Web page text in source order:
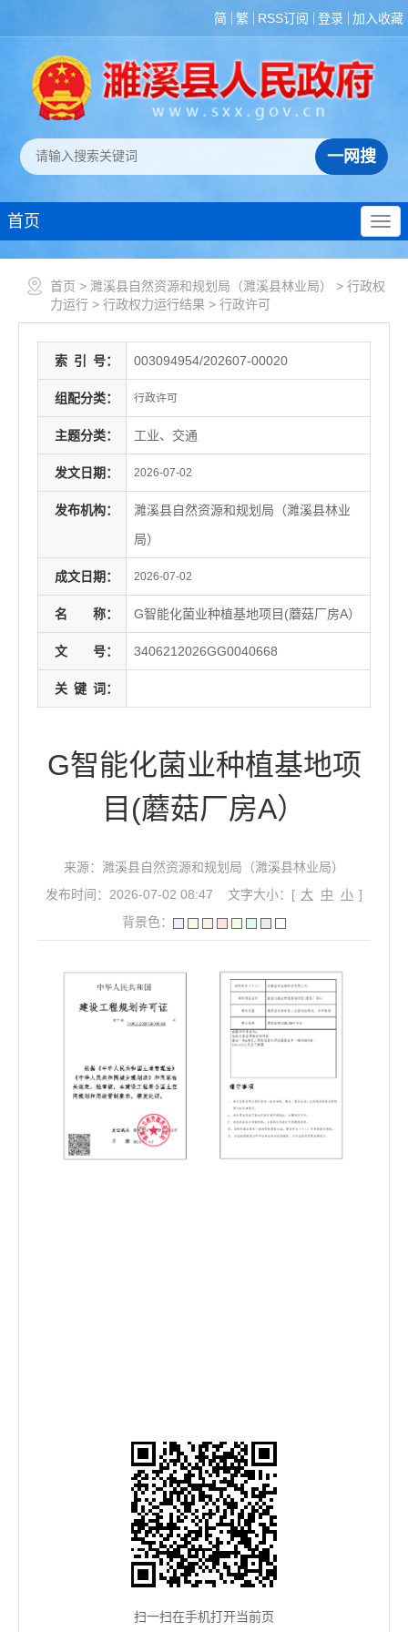
简 繁 RSS订阅 登录 加入收藏
首页
首页 > 濉溪县自然资源和规划局（濉溪县林业局） > 行政权
力运行 > 行政权力运行结果 > 行政许可
索 引 号： 003094954/202607-00020
组配分类： 行政许可
主题分类： 工业、交通
发文日期： 2026-07-02
发布机构：
濉溪县自然资源和规划局（濉溪县林业
局）
成文日期： 2026-07-02
名 称： G智能化菌业种植基地项目(蘑菇厂房A）
文 号： 3406212026GG0040668
关 键 词：
G智能化菌业种植基地项
目(蘑菇厂房A）
来源：濉溪县自然资源和规划局（濉溪县林业局）
发布时间：2026-07-02 08:47
文字大小：[ 大 中 小 ]
背景色：
扫一扫在手机打开当前页